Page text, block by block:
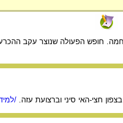
חופש הפעולה שנוצר עקב
חצי-האי סיני וברצועת עזה. /